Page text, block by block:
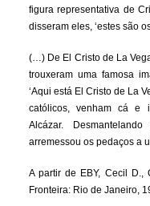
figura representativa de
disseram eles, ‘estes são
(…) De El Cristo de La
trouxeram uma famosa
‘Aqui está El Cristo de La
católicos, venham cá e
Alcázar.
arremessou os pedaços a
A partir de EBY, Cecil D.,
Fronteira: Rio de Janeiro,